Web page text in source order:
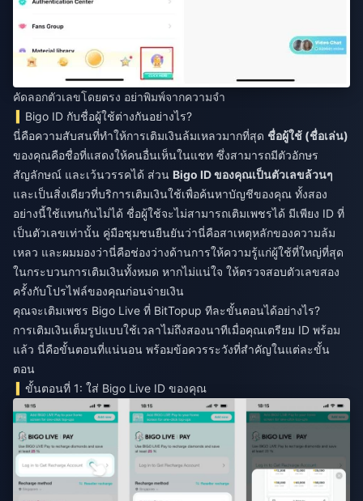
คัดลอกตัวเลขโดยตรง อย่าพิมพ์จากความจำ
Bigo ID กับชื่อผู้ใช้ต่างกันอย่างไร?
นี่คือความสับสนที่ทำให้การเติมเงินล้มเหลวมากที่สุด ชื่อผู้ใช้ (ชื่อเล่น)
ของคุณคือชื่อที่แสดงให้คนอื่นเห็นในแชท ซึ่งสามารถมีตัวอักษร
สัญลักษณ์ และเว้นวรรคได้ ส่วน Bigo ID ของคุณเป็นตัวเลขล้วนๆ
และเป็นสิ่งเดียวที่บริการเติมเงินใช้เพื่อค้นหาบัญชีของคุณ ทั้งสอง
อย่างนี้ใช้แทนกันไม่ได้ ชื่อผู้ใช้จะไม่สามารถเติมเพชรได้ มีเพียง ID ที่
เป็นตัวเลขเท่านั้น คู่มือชุมชนยืนยันว่านี่คือสาเหตุหลักของความล้ม
เหลว และผมมองว่านี่คือช่องว่างด้านการให้ความรู้แก่ผู้ใช้ที่ใหญ่ที่สุด
ในกระบวนการเติมเงินทั้งหมด หากไม่แน่ใจ ให้ตรวจสอบตัวเลขสอง
ครั้งกับโปรไฟล์ของคุณก่อนจ่ายเงิน
คุณจะเติมเพชร Bigo Live ที่ BitTopup ทีละขั้นตอนได้อย่างไร?
การเติมเงินเต็มรูปแบบใช้เวลาไม่ถึงสองนาทีเมื่อคุณเตรียม ID พร้อม
แล้ว นี่คือขั้นตอนที่แน่นอน พร้อมข้อควรระวังที่สำคัญในแต่ละขั้น
ตอน
ขั้นตอนที่ 1: ใส่ Bigo Live ID ของคุณ